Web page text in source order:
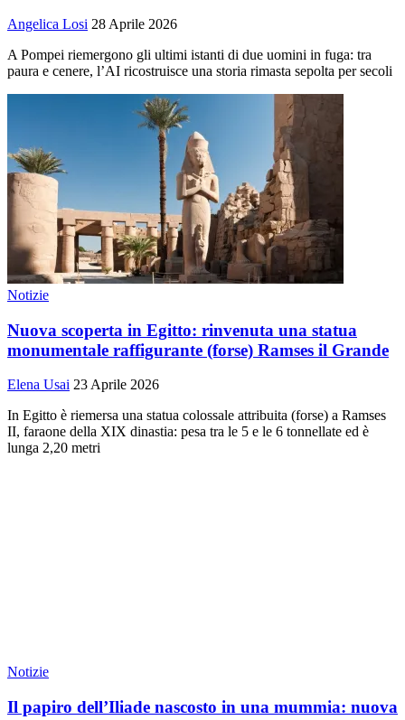
Angelica Losi 28 Aprile 2026
A Pompei riemergono gli ultimi istanti di due uomini in fuga: tra
paura e cenere, l’AI ricostruisce una storia rimasta sepolta per secoli
Notizie
Nuova scoperta in Egitto: rinvenuta una statua
monumentale raffigurante (forse) Ramses il Grande
Elena Usai 23 Aprile 2026
In Egitto è riemersa una statua colossale attribuita (forse) a Ramses
II, faraone della XIX dinastia: pesa tra le 5 e le 6 tonnellate ed è
lunga 2,20 metri
Notizie
Il papiro dell’Iliade nascosto in una mummia: nuova